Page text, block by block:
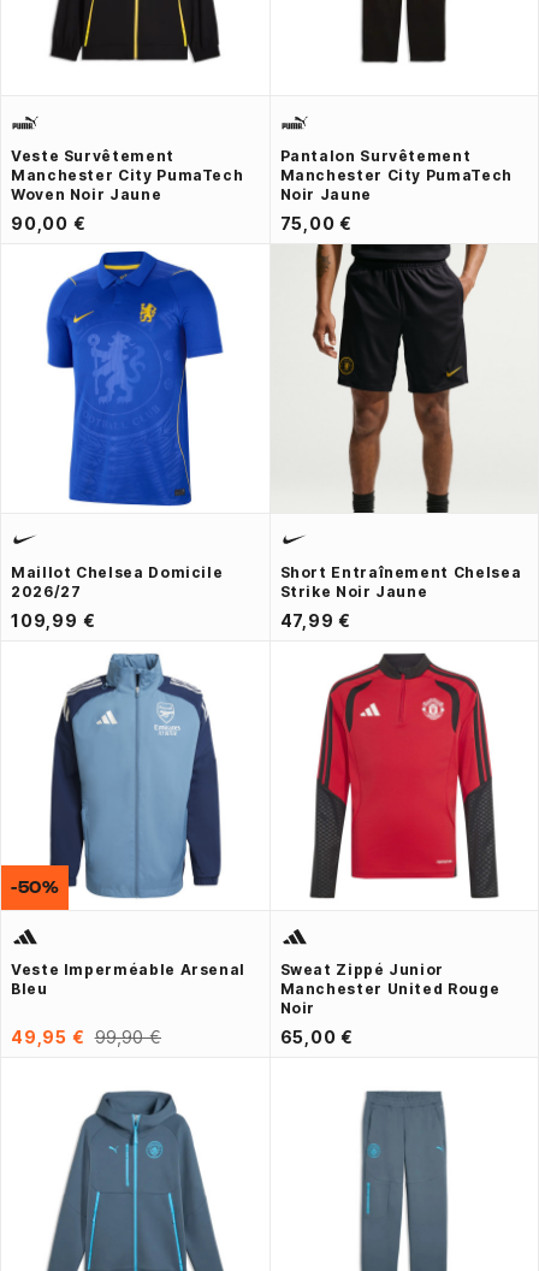
Veste Survêtement
Manchester City PumaTech
Woven Noir Jaune
90,00 €
Pantalon Survêtement
Manchester City PumaTech
Noir Jaune
75,00 €
Maillot Chelsea Domicile
2026/27
109,99 €
Short Entraînement Chelsea
Strike Noir Jaune
47,99 €
Veste Imperméable Arsenal
Bleu
49,95 € 99,90 €
-50%
Sweat Zippé Junior
Manchester United Rouge
Noir
65,00 €